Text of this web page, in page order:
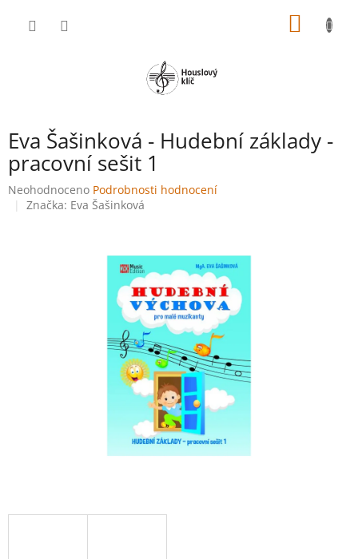
Eva Šašinková - Hudební základy -
pracovní sešit 1
Průměrné
hodnocení
Neohodnoceno Podrobnosti hodnocení
Značka: Eva Šašinková